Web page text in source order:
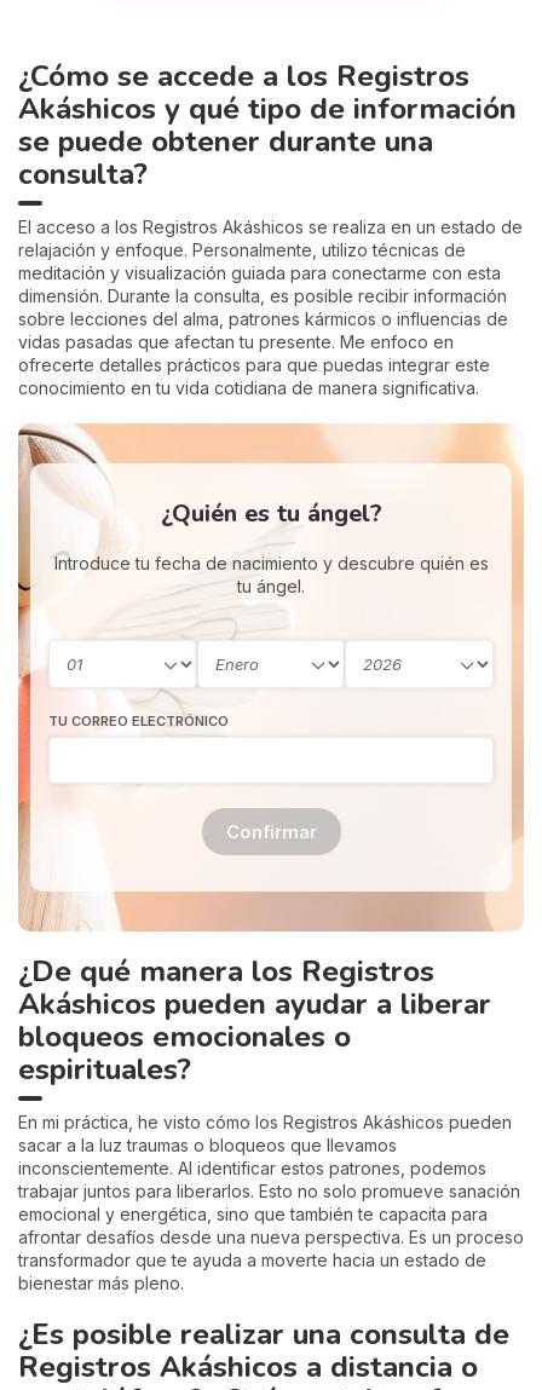
¿Cómo se accede a los Registros
Akáshicos y qué tipo de información
se puede obtener durante una
consulta?
El acceso a los Registros Akáshicos se realiza en un estado de
relajación y enfoque. Personalmente, utilizo técnicas de
meditación y visualización guiada para conectarme con esta
dimensión. Durante la consulta, es posible recibir información
sobre lecciones del alma, patrones kármicos o influencias de
vidas pasadas que afectan tu presente. Me enfoco en
ofrecerte detalles prácticos para que puedas integrar este
conocimiento en tu vida cotidiana de manera significativa.
¿Quién es tu ángel?
Introduce tu fecha de nacimiento y descubre quién es
tu ángel.
TU CORREO ELECTRÓNICO
Confirmar
¿De qué manera los Registros
Akáshicos pueden ayudar a liberar
bloqueos emocionales o
espirituales?
En mi práctica, he visto cómo los Registros Akáshicos pueden
sacar a la luz traumas o bloqueos que llevamos
inconscientemente. Al identificar estos patrones, podemos
trabajar juntos para liberarlos. Esto no solo promueve sanación
emocional y energética, sino que también te capacita para
afrontar desafíos desde una nueva perspectiva. Es un proceso
transformador que te ayuda a moverte hacia un estado de
bienestar más pleno.
¿Es posible realizar una consulta de
Registros Akáshicos a distancia o